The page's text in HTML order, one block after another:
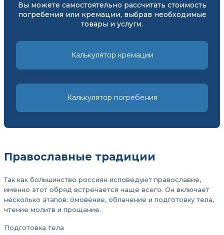
Вы можете самостоятельно рассчитать стоимость
погребения или кремации, выбрав необходимые
товары и услуги.
Калькулятор кремации
Калькулятор погребения
Православные традиции
Так как большинство россиян исповедуют православие,
именно этот обряд встречается чаще всего. Он включает
несколько этапов: омовение, облачение и подготовку тела,
чтение молитв и прощание.
Подготовка тела